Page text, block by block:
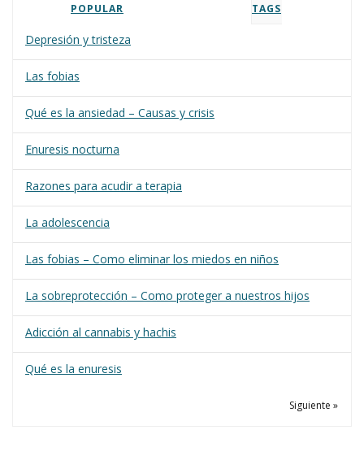
POPULAR TAGS
Depresión y tristeza
Las fobias
Qué es la ansiedad – Causas y crisis
Enuresis nocturna
Razones para acudir a terapia
La adolescencia
Las fobias – Como eliminar los miedos en niños
La sobreprotección – Como proteger a nuestros hijos
Adicción al cannabis y hachis
Qué es la enuresis
Siguiente »